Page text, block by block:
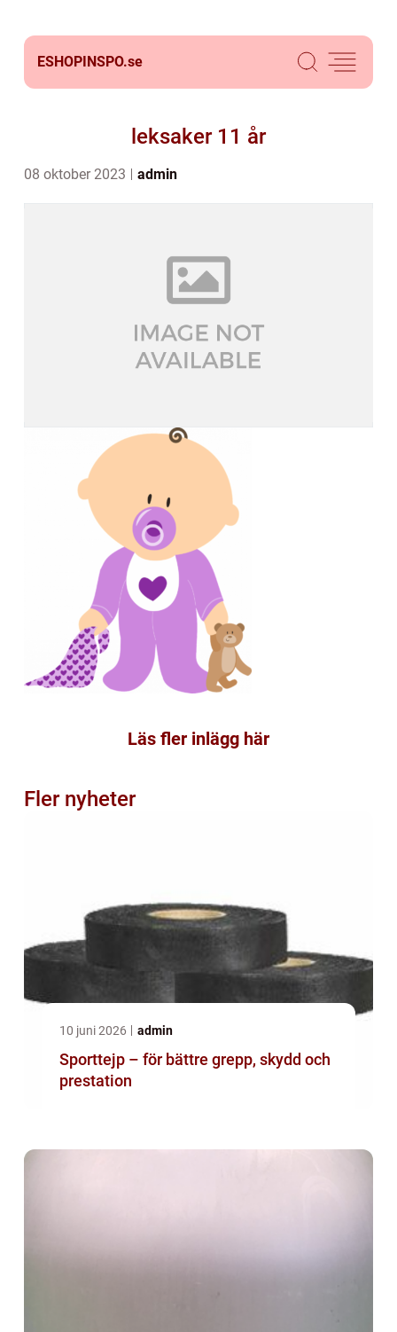
ESHOPINSPO.se
leksaker 11 år
08 oktober 2023 admin
Läs fler inlägg här
Fler nyheter
10 juni 2026 admin
Sporttejp – för bättre grepp, skydd och
prestation